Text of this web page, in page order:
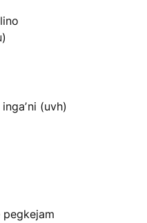
(uvh)
pegkejam